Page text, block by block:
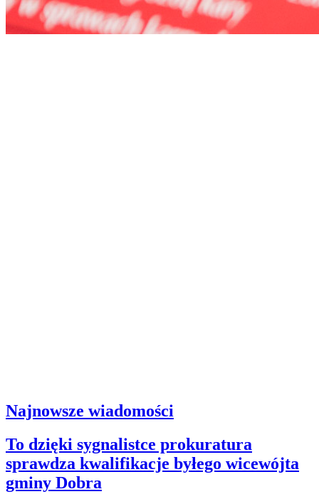
Najnowsze wiadomości
To dzięki sygnalistce prokuratura
sprawdza kwalifikacje byłego wicewójta
gminy Dobra